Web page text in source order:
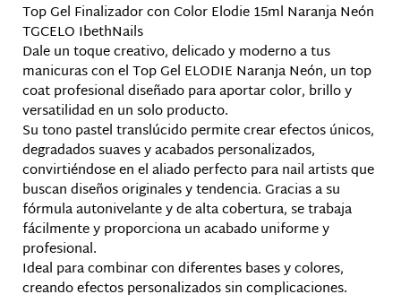
Top Gel Finalizador con Color Elodie 15ml Naranja Neón
TGCELO IbethNails
Dale un toque creativo, delicado y moderno a tus
manicuras con el Top Gel ELODIE Naranja Neón, un top
coat profesional diseñado para aportar color, brillo y
versatilidad en un solo producto.
Su tono pastel translúcido permite crear efectos únicos,
degradados suaves y acabados personalizados,
convirtiéndose en el aliado perfecto para nail artists que
buscan diseños originales y tendencia. Gracias a su
fórmula autonivelante y de alta cobertura, se trabaja
fácilmente y proporciona un acabado uniforme y
profesional.
Ideal para combinar con diferentes bases y colores,
creando efectos personalizados sin complicaciones.